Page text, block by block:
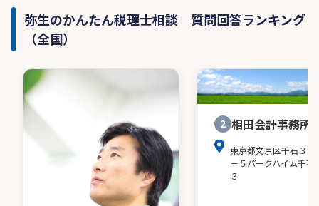
弥生のかんたん税理士相談 質問回答ランキング
（全国）
2 相田会計事務所
東京都文京区千石３－
－５パークハイム千石
３